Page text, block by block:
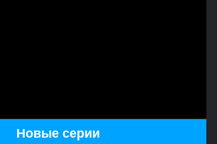
Новые серии